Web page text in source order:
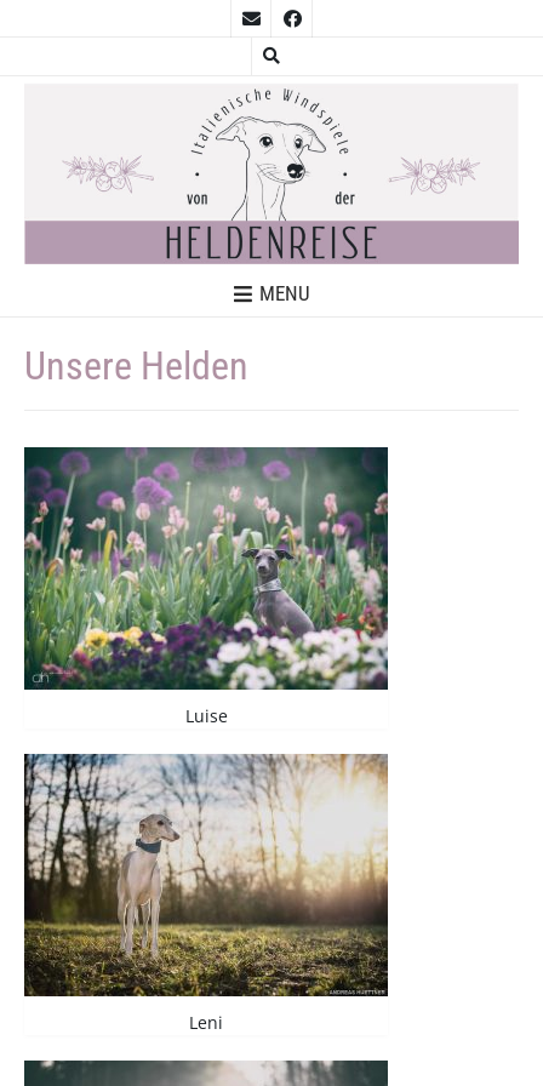
MENU
Unsere Helden
Luise
Leni